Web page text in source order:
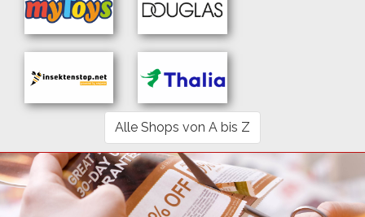
Alle Shops von A bis Z